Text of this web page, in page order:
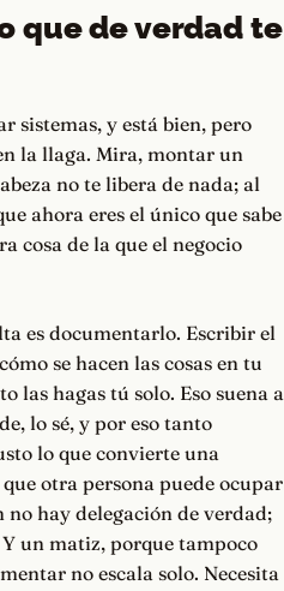
que de verdad te
sistemas, y está bien, pero
la llaga. Mira, montar un
no te libera de nada; al
ahora eres el único que sabe
cosa de la que el negocio
es documentarlo. Escribir el
se hacen las cosas en tu
las hagas tú solo. Eso suena a
lo sé, y por eso tanto
lo que convierte una
otra persona puede ocupar
hay delegación de verdad;
un matiz, porque tampoco
no escala solo. Necesita